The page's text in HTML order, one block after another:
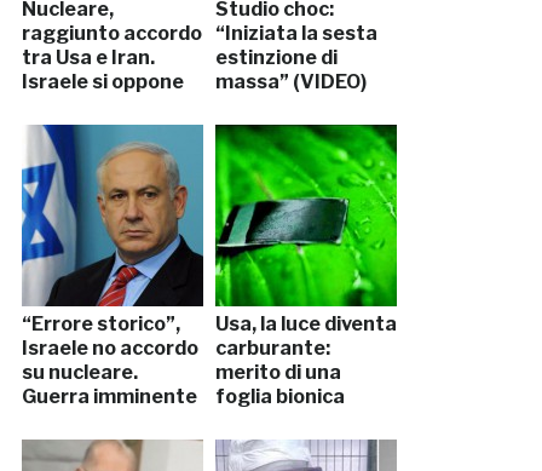
Nucleare,
raggiunto accordo
tra Usa e Iran.
Israele si oppone
Studio choc:
“Iniziata la sesta
estinzione di
massa” (VIDEO)
“Errore storico”,
Israele no accordo
su nucleare.
Guerra imminente
Usa, la luce diventa
carburante:
merito di una
foglia bionica